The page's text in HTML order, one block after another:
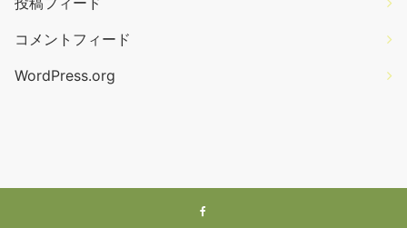
コメントフィード
WordPress.org